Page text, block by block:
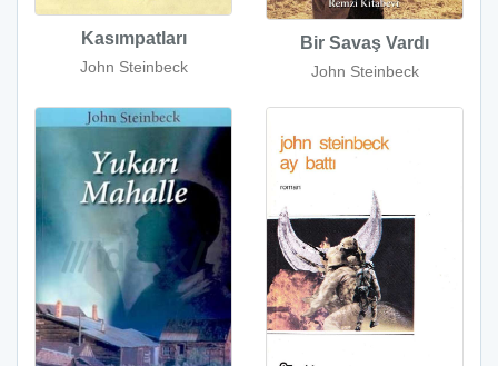
Kasımpatları
John Steinbeck
Bir Savaş Vardı
John Steinbeck